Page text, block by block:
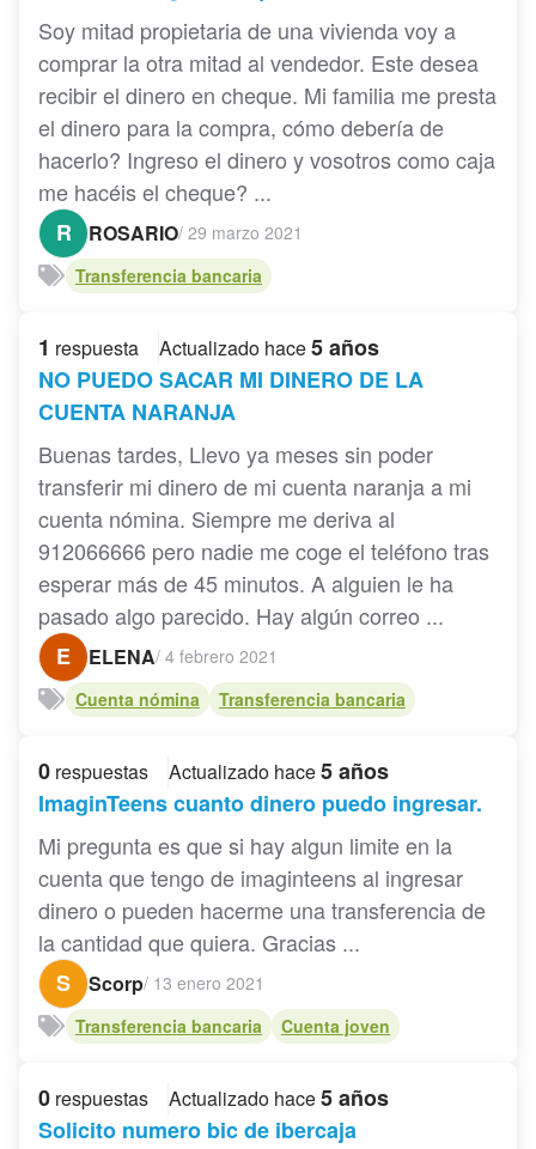
Soy mitad propietaria de una vivienda voy a
comprar la otra mitad al vendedor. Este desea
recibir el dinero en cheque. Mi familia me presta
el dinero para la compra, cómo debería de
hacerlo? Ingreso el dinero y vosotros como caja
me hacéis el cheque? ...
R
ROSARIO/ 29 marzo 2021
Transferencia bancaria
1 respuesta Actualizado hace5 años
NO PUEDO SACAR MI DINERO DE LA
CUENTA NARANJA
Buenas tardes, Llevo ya meses sin poder
transferir mi dinero de mi cuenta naranja a mi
cuenta nómina. Siempre me deriva al
912066666 pero nadie me coge el teléfono tras
esperar más de 45 minutos. A alguien le ha
pasado algo parecido. Hay algún correo ...
E
ELENA/ 4 febrero 2021
Cuenta nómina
Transferencia bancaria
0 respuestas Actualizado hace5 años
ImaginTeens cuanto dinero puedo ingresar.
Mi pregunta es que si hay algun limite en la
cuenta que tengo de imaginteens al ingresar
dinero o pueden hacerme una transferencia de
la cantidad que quiera. Gracias ...
S
Scorp/ 13 enero 2021
Transferencia bancaria
Cuenta joven
0 respuestas Actualizado hace5 años
Solicito numero bic de ibercaja